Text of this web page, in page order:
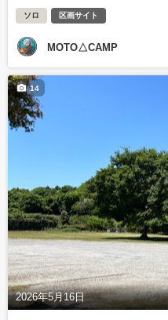
ソロ 区画サイト
MOTO△CAMP
2026年5月16日
14